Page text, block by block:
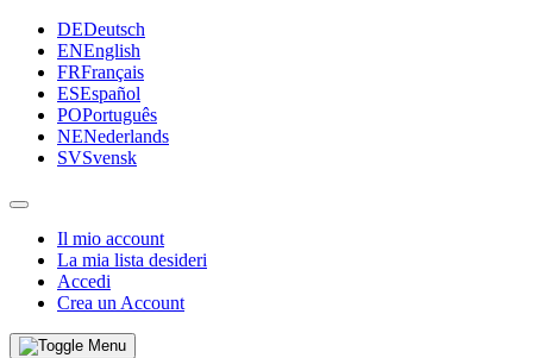
DEDeutsch
ENEnglish
FRFrançais
ESEspañol
POPortuguês
NENederlands
SVSvensk
Il mio account
La mia lista desideri
Accedi
Crea un Account